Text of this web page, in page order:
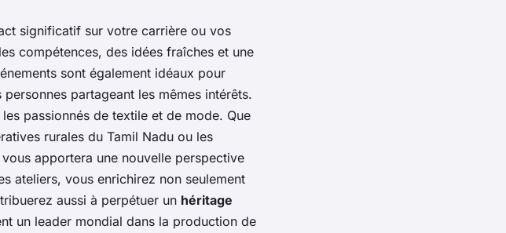
significatif sur votre carrière ou vos
compétences, des idées fraîches et une
sont également idéaux pour
partageant les mêmes intérêts.
passionnés de textile et de mode. Que
rurales du Tamil Nadu ou les
apportera une nouvelle perspective
ateliers, vous enrichirez non seulement
aussi à perpétuer un héritage
un leader mondial dans la production de